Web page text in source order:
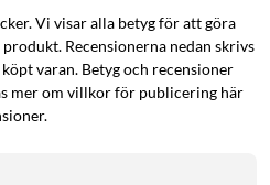
Vi visar alla betyg för att göra
Recensionerna nedan skrivs
varan. Betyg och recensioner
mer om villkor för publicering här